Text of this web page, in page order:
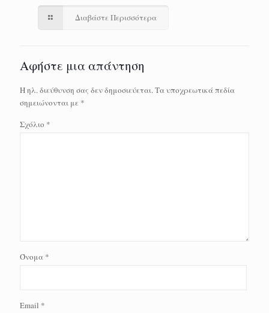
Διαβάστε Περισσότερα
Αφήστε μια απάντηση
Η ηλ. διεύθυνση σας δεν δημοσιεύεται.Τα υποχρεωτικά πεδία
σημειώνονται με *
Σχόλιο *
Όνομα *
Email *